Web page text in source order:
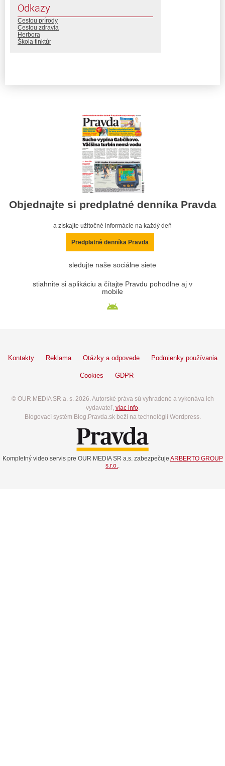
Odkazy
Cestou prírody
Cestou zdravia
Herbora
Škola tinktúr
Objednajte si predplatné denníka Pravda
a získajte užitočné informácie na každý deň
Predplatné denníka Pravda
sledujte naše sociálne siete
stiahnite si aplikáciu a čítajte Pravdu pohodlne aj v
mobile
Kontakty Reklama Otázky a odpovede Podmienky používania
Cookies GDPR
© OUR MEDIA SR a. s. 2026. Autorské práva sú vyhradené a vykonáva ich
vydavateľ, viac info.
Blogovací systém Blog.Pravda.sk beží na technológií Wordpress.
Kompletný video servis pre OUR MEDIA SR a.s. zabezpečuje ARBERTO GROUP
s.r.o..